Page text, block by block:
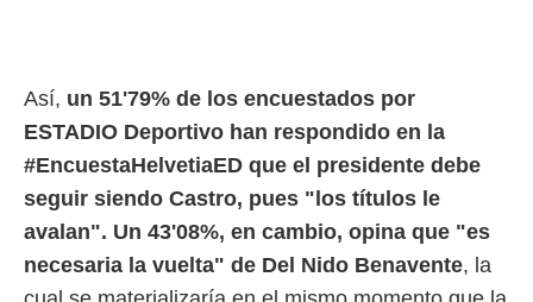
Así, un 51'79% de los encuestados por
ESTADIO Deportivo han respondido en la
#EncuestaHelvetiaED que el presidente debe
seguir siendo Castro, pues "los títulos le
avalan". Un 43'08%, en cambio, opina que "es
necesaria la vuelta" de Del Nido Benavente, la